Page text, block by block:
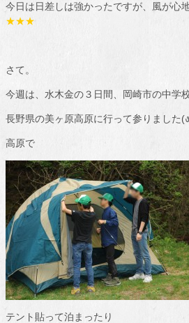
今日は日差しは強かったですが、風が心
★★★
さて。
今週は、水木金の３日間、岡崎市の中学
長野県の美ヶ原高原に行って参りました(
高原で
テント貼って泊まったり